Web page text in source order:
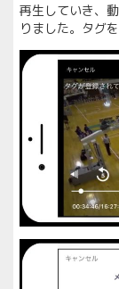
再生していき、
りました。タグ